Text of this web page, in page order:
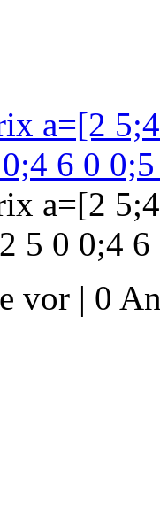
a=[2
6 0
a=[2
5 0 0;4
vor | 0